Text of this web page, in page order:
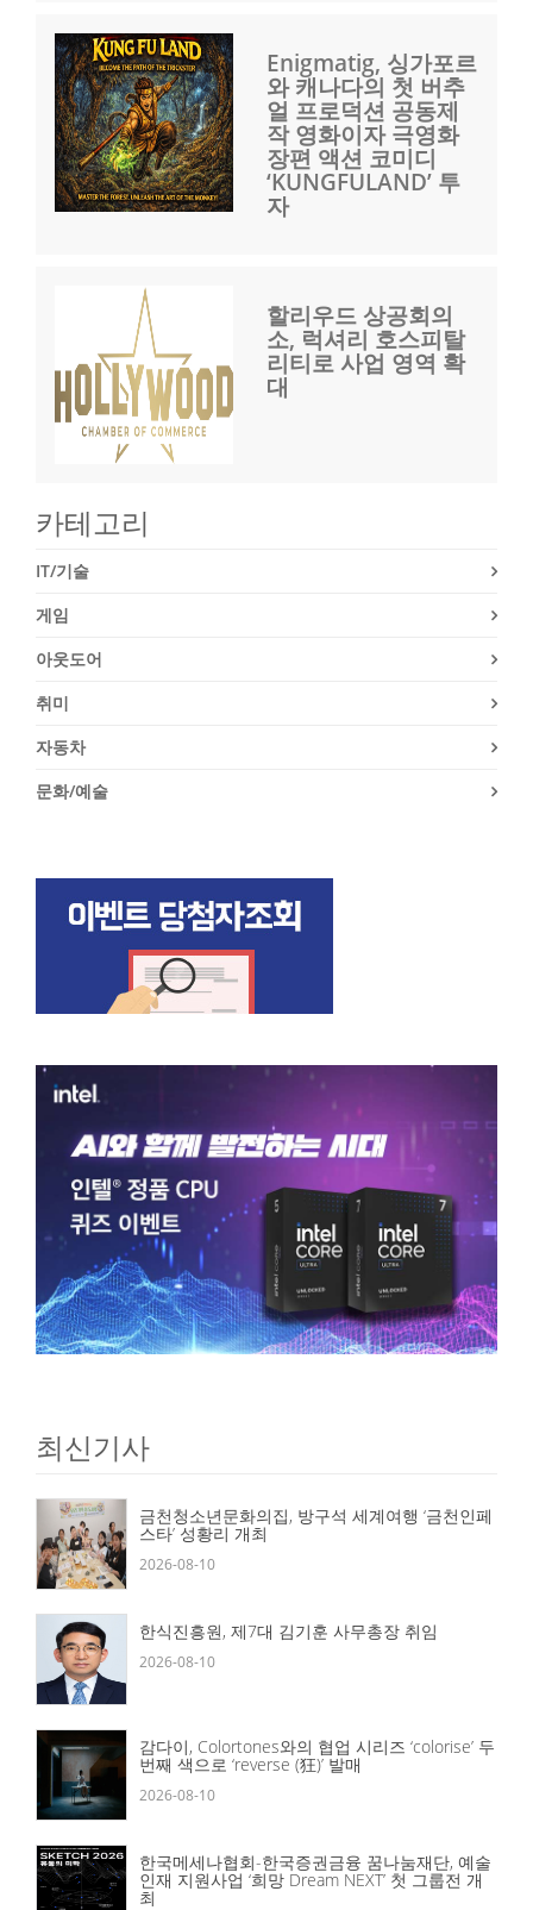
Enigmatig, 싱가포르
와 캐나다의 첫 버추
얼 프로덕션 공동제
작 영화이자 극영화
장편 액션 코미디
‘KUNGFULAND’ 투
자
할리우드 상공회의
소, 럭셔리 호스피탈
리티로 사업 영역 확
대
카테고리
IT/기술
게임
아웃도어
취미
자동차
문화/예술
최신기사
금천청소년문화의집, 방구석 세계여행 ‘금천인페
스타’ 성황리 개최
2026-08-10
한식진흥원, 제7대 김기훈 사무총장 취임
2026-08-10
감다이, Colortones와의 협업 시리즈 ‘colorise’ 두
번째 색으로 ‘reverse (狂)’ 발매
2026-08-10
한국메세나협회-한국증권금융 꿈나눔재단, 예술
인재 지원사업 ‘희망 Dream NEXT’ 첫 그룹전 개
최